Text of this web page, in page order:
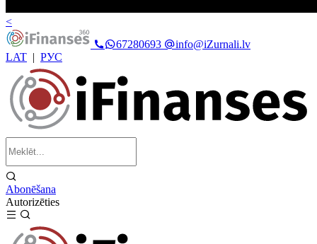
<
67280693
info@iZurnali.lv
LAT | РУС
Abonēšana
Autorizēties